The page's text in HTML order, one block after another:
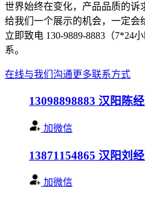
世界始终在变化，产品品质的诉
给我们一个展示的机会，一定会
立即致电 130-9889-8883（7*24
系。
在线与我们沟通更多联系方式
13098898883 汉阳陈
加微信
13871154865 汉阳刘
加微信